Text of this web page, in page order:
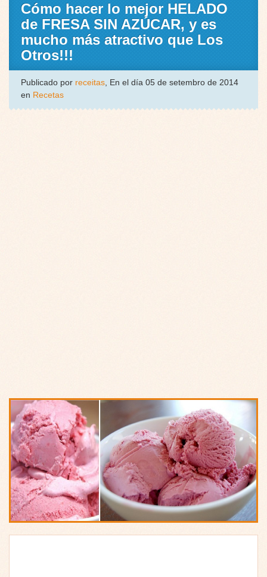
Cómo hacer lo mejor HELADO
de FRESA SIN AZÚCAR, y es
mucho más atractivo que Los
Otros!!!
Publicado por receitas, En el día 05 de setembro de 2014
en Recetas